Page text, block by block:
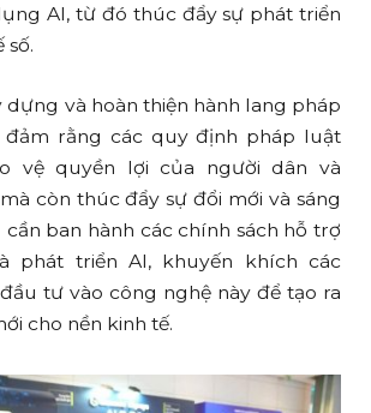
AI, từ đó thúc đẩy sự phát triển
số.
dựng và hoàn thiện hành lang pháp
đảm rằng các quy định pháp luật
vệ quyền lợi của người dân và
còn thúc đẩy sự đổi mới và sáng
ban hành các chính sách hỗ trợ
phát triển AI, khuyến khích các
tư vào công nghệ này để tạo ra
cho nền kinh tế.